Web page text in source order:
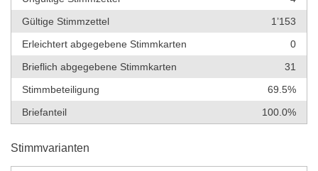
Gültige Stimmzettel
1’153
Erleichtert abgegebene Stimmkarten
0
Brieflich abgegebene Stimmkarten
31
Stimmbeteiligung
69.5%
Briefanteil
100.0%
Stimmvarianten